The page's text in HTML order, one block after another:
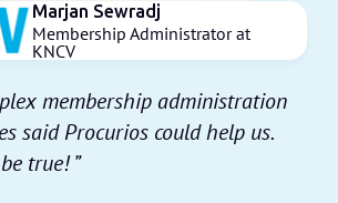
membership administration
said Procurios could help us.
true!
Marjan Sewradj
Membership Administrator at
KNCV